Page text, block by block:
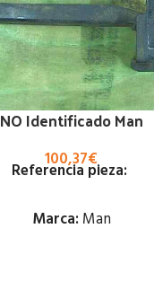
NO Identificado Man
100,37€
Referencia pieza:
Marca: Man